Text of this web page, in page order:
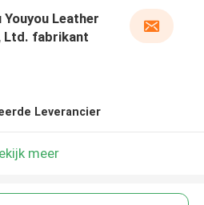
Youyou Leather
Ltd. fabrikant
Leverancier
meer